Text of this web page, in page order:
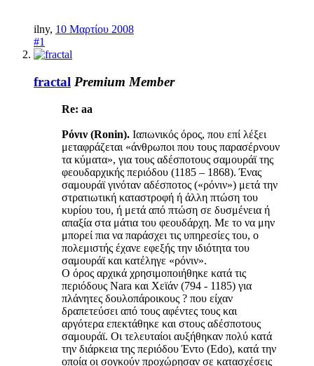
ilny, 10 Μαρτίου 2008
#1
fractal Premium Member
Re: aa
Ρόνιν (Ronin). Ιαπωνικός όρος, που επί λέξει
μεταφράζεται «άνθρωποι που τους παρασέρνουν
τα κύματα», για τους αδέσποτους σαμουράϊ της
φεουδαρχικής περιόδου (1185 – 1868). Ένας
σαμουράϊ γινόταν αδέσποτος («ρόνιν») μετά την
στρατιωτική καταστροφή ή άλλη πτώση του
κυρίου του, ή μετά από πτώση σε δυσμένεια ή
απαξία στα μάτια του φεουδάρχη. Με το να μην
μπορεί πια να παράσχει τις υπηρεσίες του, ο
πολεμιστής έχανε εφεξής την ιδιότητα του
σαμουράϊ και κατέληγε «ρόνιν».
Ο όρος αρχικά χρησιμοποιήθηκε κατά τις
περιόδους Nara και Χεϊάν (794 - 1185) για
πλάνητες δουλοπάροικους ? που είχαν
δραπετεύσει από τους αφέντες τους και
αργότερα επεκτάθηκε και στους αδέσποτους
σαμουράϊ. Οι τελευταίοι αυξήθηκαν πολύ κατά
την διάρκεια της περιόδου Έντο (Edo), κατά την
οποία οι σογκούν προχώρησαν σε κατασχέσεις